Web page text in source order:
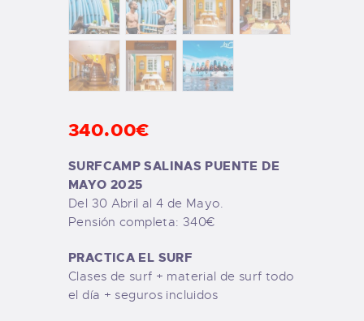
340.00€
SURFCAMP SALINAS PUENTE DE
MAYO 2025
Del 30 Abril al 4 de Mayo.
Pensión completa: 340€
PRACTICA EL SURF
Clases de surf + material de surf todo
el día + seguros incluidos